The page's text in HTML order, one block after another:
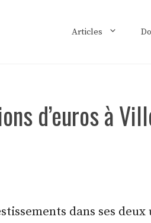
Articles
d’euros à
dans ses